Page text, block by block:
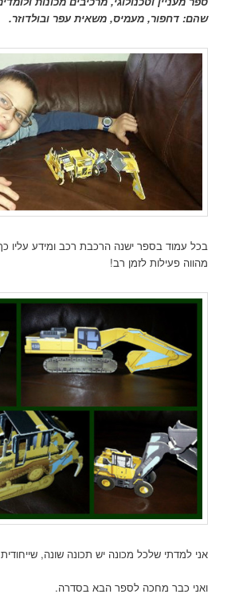
שהם: דחפור, מעמיס, משאית עפר ובולדוזר.
בכל עמוד בספר ישנה הרכבת רכב ומידע עליו
מהווה פעילות לזמן רב!
אני למדתי שלכל מכונה יש תכונה שונה,
ואני כבר מחכה לספר הבא בסדרה.